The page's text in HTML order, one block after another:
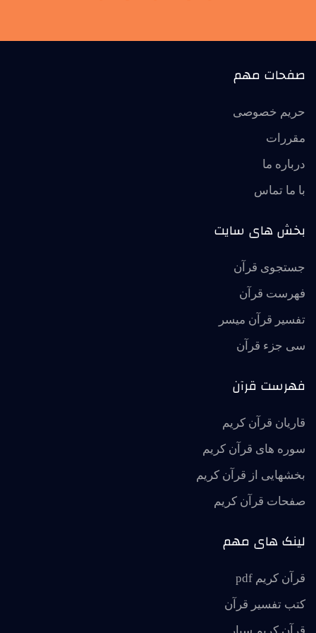
صفحات مهم
حریم خصوصی
مقررات
درباره ما
با ما تماس
بخش های سایت
جستجوی قرآن
فهرست قرآن
تفسير قرآن ميسر
سی جزء قرآن
فهرست قرآن
قاریان قرآن کریم
سوره های قرآن کریم
بخشهایی از قرآن کریم
صفحات قرآن کریم
لینک های مهم
قرآن کریم pdf
کتب تفسیر قرآن
قرآن کریم سیار